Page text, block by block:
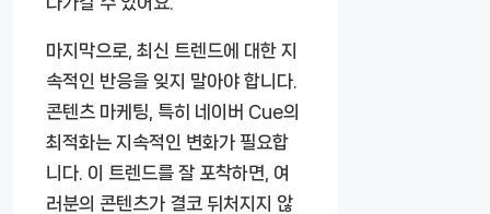
마지막으로, 최신 트렌드에 대한 지
속적인 반응을 잊지 말아야 합니다.
콘텐츠 마케팅, 특히 네이버 Cue의
최적화는 지속적인 변화가 필요합
니다. 이 트렌드를 잘 포착하면, 여
러분의 콘텐츠가 결코 뒤처지지 않